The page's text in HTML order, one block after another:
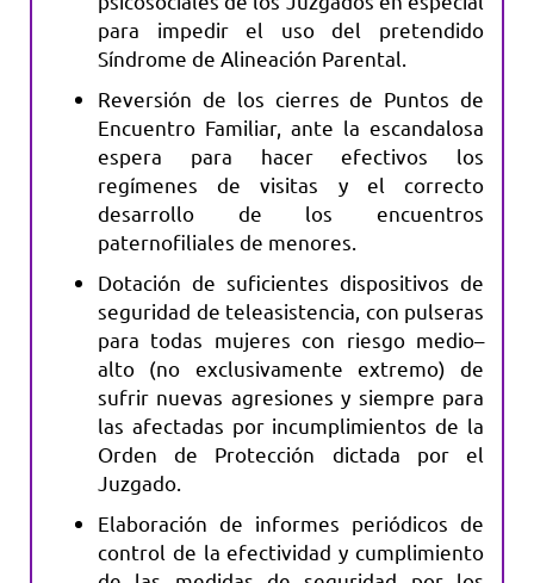
para impedir el uso del pretendido
Síndrome de Alineación Parental.
Reversión de los cierres de Puntos de
Encuentro Familiar, ante la escandalosa
espera para hacer efectivos los
regímenes de visitas y el correcto
desarrollo de los encuentros
paternofiliales de menores.
Dotación de suficientes dispositivos de
seguridad de teleasistencia, con pulseras
para todas mujeres con riesgo medio–
alto (no exclusivamente extremo) de
sufrir nuevas agresiones y siempre para
las afectadas por incumplimientos de la
Orden de Protección dictada por el
Juzgado.
Elaboración de informes periódicos de
control de la efectividad y cumplimiento